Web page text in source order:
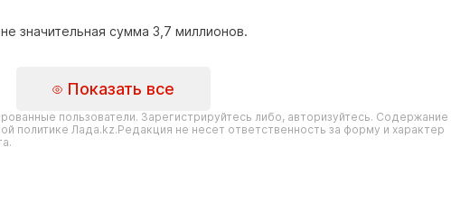
значительная сумма 3,7 миллионов.
Показать все
пользователи. Зарегистрируйтесь либо, авторизуйтесь. Содержание
политике Лада.kz.Редакция не несет ответственность за форму и характер